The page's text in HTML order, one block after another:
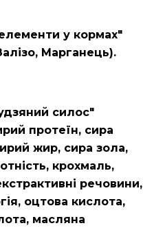
у кормах"
Марганець).
силос"
протеїн, сира
жир, сира зола,
крохмаль,
речовини,
оцтова кислота,
масляна